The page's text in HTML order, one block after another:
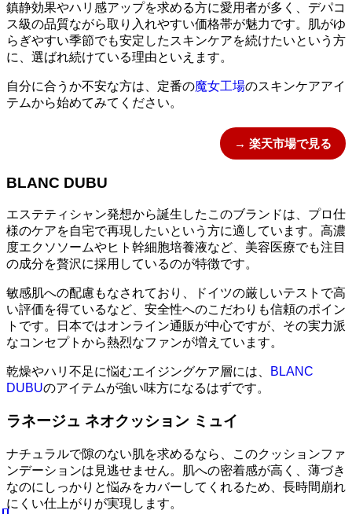
鎮静効果やハリ感アップを求める方に愛用者が多く、デパコ
ス級の品質ながら取り入れやすい価格帯が魅力です。肌がゆ
らぎやすい季節でも安定したスキンケアを続けたいという方
に、選ばれ続けている理由といえます。
自分に合うか不安な方は、定番の魔女工場のスキンケアアイ
テムから始めてみてください。
→ 楽天市場で見る
BLANC DUBU
エステティシャン発想から誕生したこのブランドは、プロ仕
様のケアを自宅で再現したいという方に適しています。高濃
度エクソソームやヒト幹細胞培養液など、美容医療でも注目
の成分を贅沢に採用しているのが特徴です。
敏感肌への配慮もなされており、ドイツの厳しいテストで高
い評価を得ているなど、安全性へのこだわりも信頼のポイン
トです。日本ではオンライン通販が中心ですが、その実力派
なコンセプトから熱烈なファンが増えています。
乾燥やハリ不足に悩むエイジングケア層には、
BLANC
DUBUのアイテムが強い味方になるはずです。
ラネージュ ネオクッション ミュイ
ナチュラルで隙のない肌を求めるなら、このクッションファ
ンデーションは見逃せません。肌への密着感が高く、薄づき
なのにしっかりと悩みをカバーしてくれるため、長時間崩れ
にくい仕上がりが実現します。